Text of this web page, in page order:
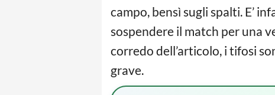
campo, bensì sugli spalti. E’
sospendere il match per una
corredo dell’articolo, i tifosi
grave.